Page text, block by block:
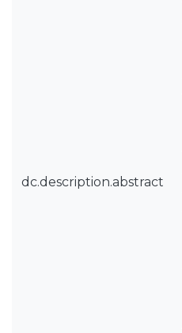
dc.description.abstract